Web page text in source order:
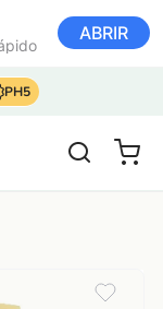
ABRIR
PH5
Carrito